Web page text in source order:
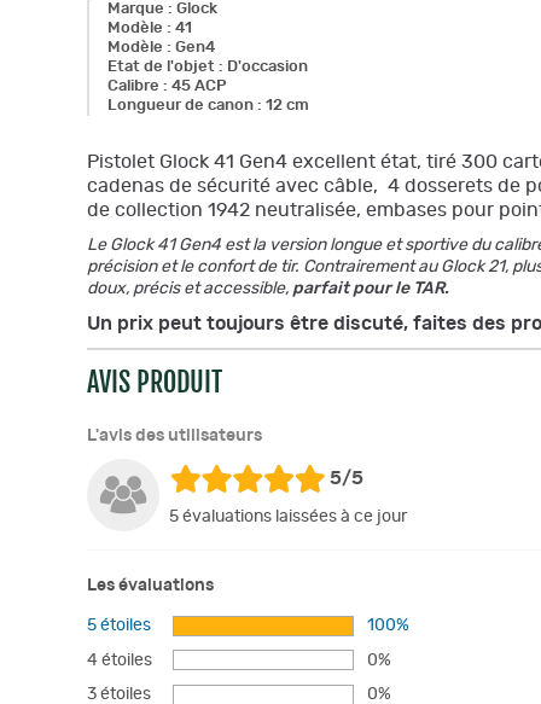
Marque : Glock
Modèle : 41
Modèle : Gen4
Etat de l'objet : D'occasion
Calibre : 45 ACP
Longueur de canon : 12 cm
Pistolet Glock 41 Gen4 excellent état, tiré 300
cadenas de sécurité avec câble, 4 dosserets de
de collection 1942 neutralisée, embases pour
Le Glock 41 Gen4 est la version longue et sportive du
précision et le confort de tir. Contrairement au Glock 21,
doux, précis et accessible, parfait pour le TAR.
Un prix peut toujours être discuté, faites des
AVIS PRODUIT
L'avis des utilisateurs
5/5
5 évaluations laissées à ce jour
Les évaluations
5 étoiles 100%
4 étoiles 0%
3 étoiles 0%